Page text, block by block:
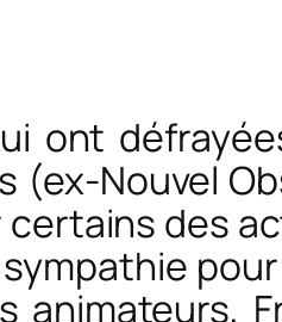
ont
Nouvel
des
animateurs,